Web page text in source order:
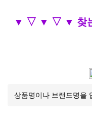
▼ ▽ ▼ ▽ ▼ 찾